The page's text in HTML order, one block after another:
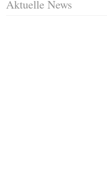
Aktuelle News